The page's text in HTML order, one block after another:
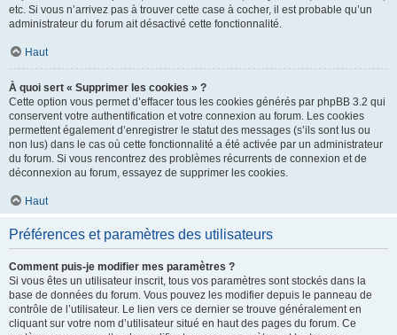
etc. Si vous n’arrivez pas à trouver cette case à cocher, il est probable qu’un
administrateur du forum ait désactivé cette fonctionnalité.
Haut
À quoi sert « Supprimer les cookies » ?
Cette option vous permet d’effacer tous les cookies générés par phpBB 3.2 qui
conservent votre authentification et votre connexion au forum. Les cookies
permettent également d’enregistrer le statut des messages (s’ils sont lus ou
non lus) dans le cas où cette fonctionnalité a été activée par un administrateur
du forum. Si vous rencontrez des problèmes récurrents de connexion et de
déconnexion au forum, essayez de supprimer les cookies.
Haut
Préférences et paramètres des utilisateurs
Comment puis-je modifier mes paramètres ?
Si vous êtes un utilisateur inscrit, tous vos paramètres sont stockés dans la
base de données du forum. Vous pouvez les modifier depuis le panneau de
contrôle de l’utilisateur. Le lien vers ce dernier se trouve généralement en
cliquant sur votre nom d’utilisateur situé en haut des pages du forum. Ce